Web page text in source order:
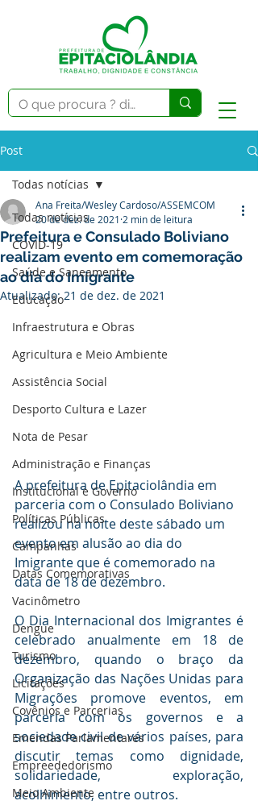
Post
Todas notícias
COVID-19
Saúde e Saneamento
Educação
Infraestrutura e Obras
Agricultura e Meio Ambiente
Assistência Social
Desporto Cultura e Lazer
Nota de Pesar
Administração e Finanças
Institucional e Governo
Políticas Públicas
Campanhas
Datas Comemorativas
Vacinômetro
Dengue
Turismo
Licitações
Covênios e Parcerias
Emendas Parlamentares
Empreededorismo
Meio Ambiente
Todas notícias
Prefeitura e Consulado Boliviano
realizam evento em comemoração
ao dia do Imigrante
Ana Freita/Wesley Cardoso/ASSEMCOM
20 de dez. de 2021 2 min de leitura
Atualizado:21 de dez. de 2021
A prefeitura de Epitaciolândia em
parceria com o Consulado Boliviano
realizou na noite deste sábado um
evento em alusão ao dia do
Imigrante que é comemorado na
data de 18 de dezembro.
O Dia Internacional dos Imigrantes é
celebrado anualmente em 18 de
dezembro, quando o braço da
Organização das Nações Unidas para
Migrações promove eventos, em
parceria com os governos e a
sociedade civil de vários países, para
discutir temas como dignidade,
solidariedade, exploração,
acolhimento, entre outros.